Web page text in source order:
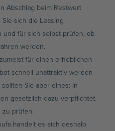
Abschlag beim Restwert
sich die Leasing
und für sich selbst prüfen, ob
werden.
für einen erheblichen
schnell unattraktiv werden
Sie aber eines: In
gesetzlich dazu verpflichtet,
zu prüfen.
handelt es sich deshalb